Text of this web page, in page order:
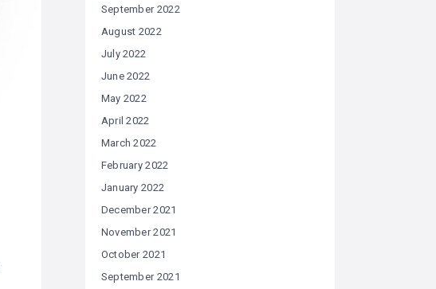
September 2022
August 2022
July 2022
June 2022
May 2022
April 2022
March 2022
February 2022
January 2022
December 2021
November 2021
October 2021
September 2021